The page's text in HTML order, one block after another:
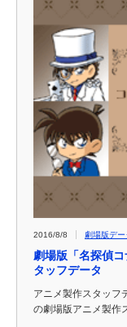
2016/8/8 劇場版デー
劇場版「名探偵
タッフデータ
アニメ製作スタッフ
の劇場版アニメ製